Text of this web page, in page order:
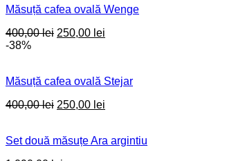
Măsuță cafea ovală Wenge
400,00lei Original
250,00 lei
-38%
Măsuță cafea ovală Stejar
400,00lei Original
400,00 lei.
250,00 lei
250,00 lei.
Set două măsuțe Ara argintiu